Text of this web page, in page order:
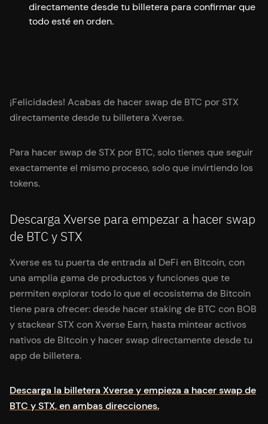
directamente desde tu billetera para confirmar que
todo esté en orden.
¡Felicidades! Acabas de hacer swap de BTC por STX
directamente desde tu billetera Xverse.
Para hacer swap de STX por BTC, solo tienes que seguir
exactamente el mismo proceso, solo que invirtiendo los
tokens.
Descarga Xverse para empezar a hacer swap
de BTC y STX
Xverse es tu puerta de entrada al DeFi en Bitcoin, con
una amplia gama de productos y funciones que te
permiten explorar todo lo que el ecosistema de Bitcoin
tiene para ofrecer: desde hacer staking de BTC con BOB
y stackear STX con Xverse Earn, hasta mintear activos
nativos de Bitcoin y hacer swap directamente desde tu
app de billetera.
Descarga la billetera Xverse y empieza a hacer swap de
BTC y STX, en ambas direcciones.